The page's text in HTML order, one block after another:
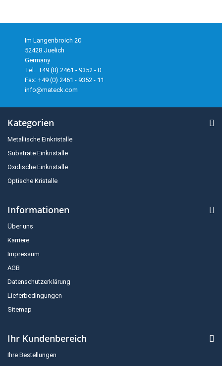
Im Langenbroich 20
52428 Juelich
Germany
Tel.: +49 (0) 2461 - 9352 - 0
Fax: +49 (0) 2461 - 9352 - 11
info@mateck.com
Kategorien
Metallische Einkristalle
Substrate Einkristalle
Oxidische Einkristalle
Optische Kristalle
Informationen
Über uns
Karriere
Impressum
AGB
Datenschutzerklärung
Lieferbedingungen
Sitemap
Ihr Kundenbereich
Ihre Bestellungen